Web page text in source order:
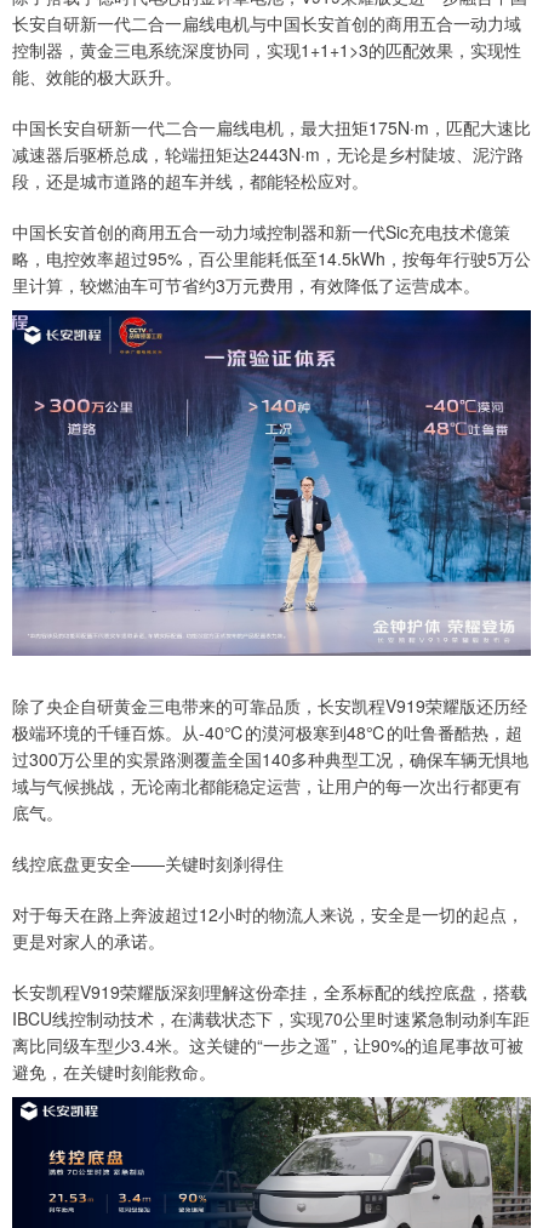
长安自研新一代二合一扁线电机与中国长安首创的商用五合一动力域
控制器，黄金三电系统深度协同，实现1+1+1>3的匹配效果，实现性
能、效能的极大跃升。
中国长安自研新一代二合一扁线电机，最大扭矩175N·m，匹配大速比
减速器后驱桥总成，轮端扭矩达2443N·m，无论是乡村陡坡、泥泞路
段，还是城市道路的超车并线，都能轻松应对。
中国长安首创的商用五合一动力域控制器和新一代Sic充电技术億策
略，电控效率超过95%，百公里能耗低至14.5kWh，按每年行驶5万公
里计算，较燃油车可节省约3万元费用，有效降低了运营成本。
除了央企自研黄金三电带来的可靠品质，长安凯程V919荣耀版还历经
极端环境的千锤百炼。从-40℃的漠河极寒到48℃的吐鲁番酷热，超
过300万公里的实景路测覆盖全国140多种典型工况，确保车辆无惧地
域与气候挑战，无论南北都能稳定运营，让用户的每一次出行都更有
底气。
线控底盘更安全——关键时刻刹得住
对于每天在路上奔波超过12小时的物流人来说，安全是一切的起点，
更是对家人的承诺。
长安凯程V919荣耀版深刻理解这份牵挂，全系标配的线控底盘，搭载
IBCU线控制动技术，在满载状态下，实现70公里时速紧急制动刹车距
离比同级车型少3.4米。这关键的“一步之遥”，让90%的追尾事故可被
避免，在关键时刻能救命。